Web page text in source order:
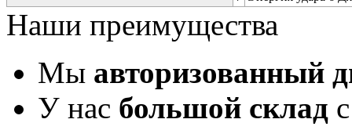
Наши преимущества
Мы авторизованный
У нас большой склад